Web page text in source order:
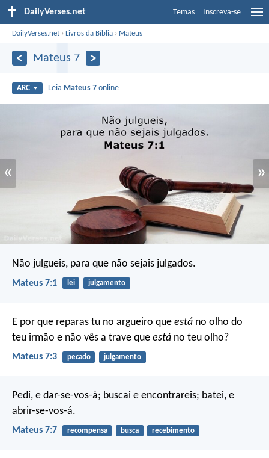
DailyVerses.net Temas Inscreva-se
DailyVerses.net ›Livros da Bíblia › Mateus
Mateus 7
ARC Leia Mateus 7 online
« »
Não julgueis, para que não sejais julgados.
Mateus 7:1 lei julgamento
E por que reparas tu no argueiro que está no olho do
teu irmão e não vês a trave que está no teu olho?
Mateus 7:3 pecado julgamento
Pedi, e dar-se-vos-á; buscai e encontrareis; batei, e
abrir-se-vos-á.
Mateus 7:7 recompensa busca recebimento